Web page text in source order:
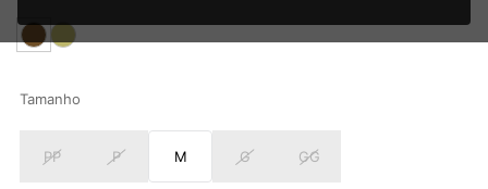
nosso Aviso de Privacidade. Quando você visita nosso site,
consideraremos isso como sua solicitação específica para
entre outros, a capacidade de comprar um item em nossa
Cookies acesse o link.
Tamanho
PP P M G GG